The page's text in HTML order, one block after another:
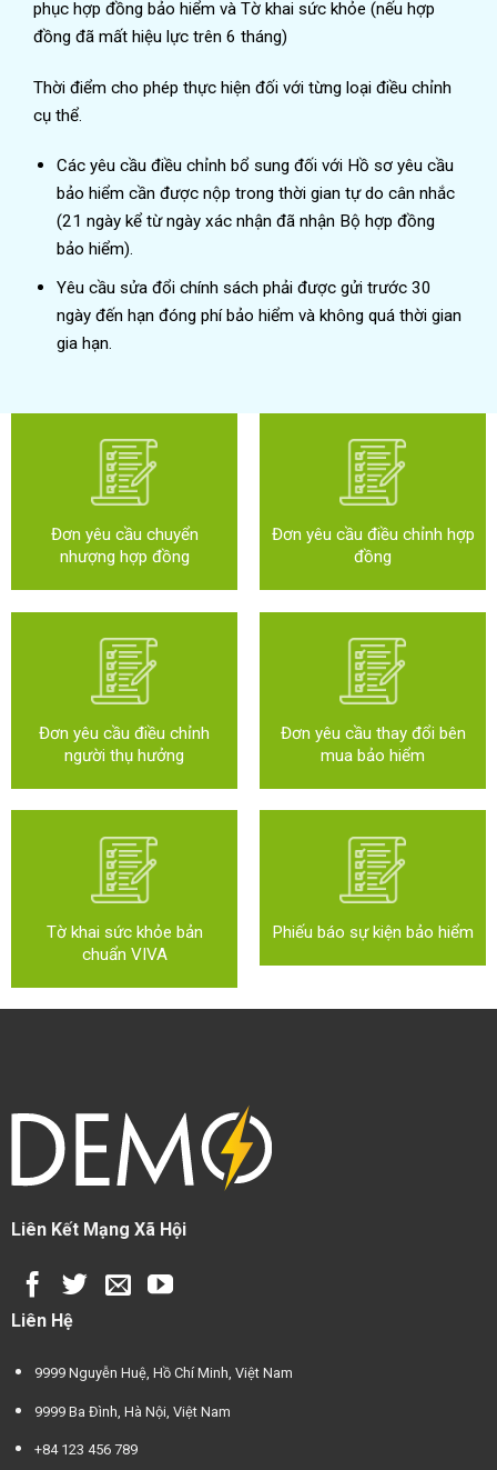
phục hợp đồng bảo hiểm và Tờ khai sức khỏe (nếu hợp
đồng đã mất hiệu lực trên 6 tháng)
Thời điểm cho phép thực hiện đối với từng loại điều chỉnh
cụ thể.
Các yêu cầu điều chỉnh bổ sung đối với Hồ sơ yêu cầu
bảo hiểm cần được nộp trong thời gian tự do cân nhắc
(21 ngày kể từ ngày xác nhận đã nhận Bộ hợp đồng
bảo hiểm).
Yêu cầu sửa đổi chính sách phải được gửi trước 30
ngày đến hạn đóng phí bảo hiểm và không quá thời gian
gia hạn.
Đơn yêu cầu chuyển
nhượng hợp đồng
Đơn yêu cầu điều chỉnh hợp
đồng
Đơn yêu cầu điều chỉnh
người thụ hưởng
Đơn yêu cầu thay đổi bên
mua bảo hiểm
Tờ khai sức khỏe bản
chuẩn VIVA
Phiếu báo sự kiện bảo hiểm
Liên Kết Mạng Xã Hội
Liên Hệ
9999 Nguyễn Huệ, Hồ Chí Minh, Việt Nam
9999 Ba Đình, Hà Nội, Việt Nam
+84 123 456 789